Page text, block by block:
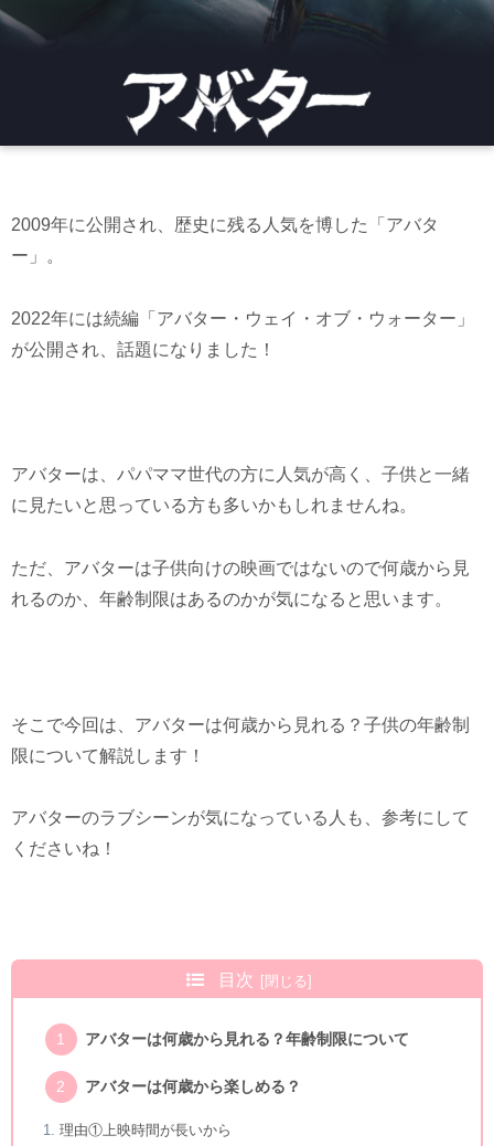
2009年に公開され、歴史に残る人気を博した「アバタ
ー」。
2022年には続編「アバター・ウェイ・オブ・ウォーター」
が公開され、話題になりました！
アバターは、パパママ世代の方に人気が高く、子供と一緒
に見たいと思っている方も多いかもしれませんね。
ただ、アバターは子供向けの映画ではないので何歳から見
れるのか、年齢制限はあるのかが気になると思います。
そこで今回は、アバターは何歳から見れる？子供の年齢制
限について解説します！
アバターのラブシーンが気になっている人も、参考にして
くださいね！
目次
アバターは何歳から見れる？年齢制限について
アバターは何歳から楽しめる？
理由①上映時間が長いから